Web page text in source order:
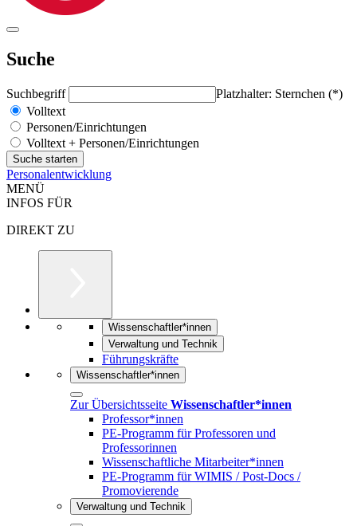
Suche
Suchbegriff
Platzhalter: Sternchen (*)
Volltext
Personen/Einrichtungen
Volltext + Personen/Einrichtungen
Personalentwicklung
MENÜ
INFOS FÜR
DIREKT ZU
Wissenschaftler*innen
Verwaltung und Technik
Führungskräfte
Wissenschaftler*innen
Zur Übersichtsseite Wissenschaftler*innen
Professor*innen
PE-Programm für Professoren und
Professorinnen
Wissenschaftliche Mitarbeiter*innen
PE-Programm für WIMIS / Post-Docs /
Promovierende
Verwaltung und Technik